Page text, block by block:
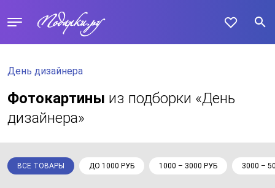
День дизайнера
Фотокартины из подборки «День
дизайнера»
ВСЕ ТОВАРЫ ДО 1000 РУБ 1000 – 3000 РУБ 3000 –